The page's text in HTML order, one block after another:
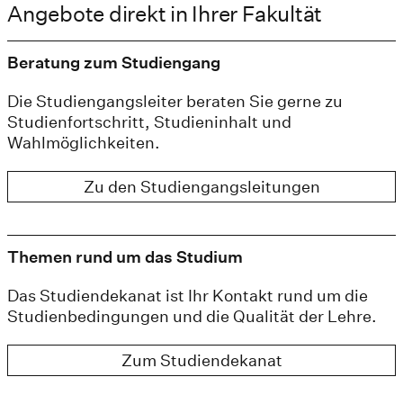
Angebote direkt in Ihrer Fakultät
Beratung zum Studiengang
Die Studiengangsleiter beraten Sie gerne zu
Studienfortschritt, Studieninhalt und
Wahlmöglichkeiten.
Zu den Studiengangsleitungen
Themen rund um das Studium
Das Studiendekanat ist Ihr Kontakt rund um die
Studienbedingungen und die Qualität der Lehre.
Zum Studiendekanat